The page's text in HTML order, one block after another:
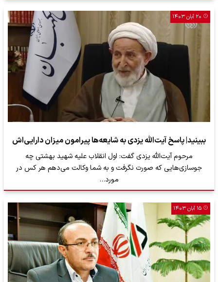
۲۰ آبان ۱۴۰۳
ببینید| پاسخ آیت‌الله یزدی به شایعه‌‌ها پیرامون میزان دارایی‌اش
مرحوم آیت‌الله یزدی گفت: اول انقلاب علیه شهید بهشتی چه
جوسازی‌هایی که صورت نگرفت و به شما وکالت می‌دهم هر کس در
مورد…
۱۵ آبان ۱۴۰۳